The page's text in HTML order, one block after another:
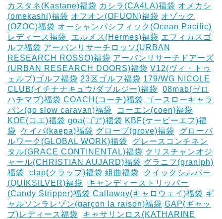
カスタネ(Kastane)福袋 カシラ(CA4LA)福袋 ‎オメカシ
(omekashi)福袋 オフオン(OFUON)福袋 オゾック
(OZOC)福袋 オーシャンパシフィック(Ocean Pacific)
レディース福袋 ‎
エルメス(Hermes)福袋 エフィカスゴ
ルフ福袋 アーバンリサーチロッソ(URBAN
RESEARCH ROSSO)福袋 アーバンリサーチドアーズ
(URBAN RESEARCH DOORS)福袋 V12(ヴィ・トゥ
ェルブ)ゴルフ福袋 23区ゴルフ福袋 179/WG NICOLE
CLUB(イチナナキュウ/ダブルジー)福袋
08mab(ゼロ
ハチマブ)福袋 COACH(コーチ)福袋 ゴースローキャラ
バン(go slow caravan)福袋
コーエン(coen)福袋
KOE(コエ)福袋 goa(ゴア)福袋 KBF(ケービーエフ)福
袋
ケイパ(kaepa)福袋 グローブ(grove)福袋
グローバ
ルワーク(GLOBAL WORK)福袋
グレースコンチネン
タル(GRACE CONTINENTAL)福袋 クリスチャンオジ
ャール(CHRISTIAN AUJARD)福袋 グラニフ(graniph)
福袋
clap(クラップ)福袋 組曲福袋
クイックシルバー
(QUIKSILVER)福袋
キャンディーストリッパー
(Candy Stripper)福袋 Callaway(キャロウェイ)福袋 ギ
ャルソンラレゾン(garçon la raison)福袋 GAP(ギャッ
プ)レディース福袋
キャサリンロス(KATHARINE